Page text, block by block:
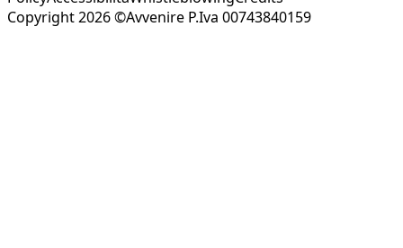
Copyright 2026 ©Avvenire P.Iva 00743840159